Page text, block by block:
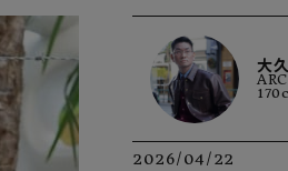
N
セサリー ファッション雑貨
大
2026/04/22